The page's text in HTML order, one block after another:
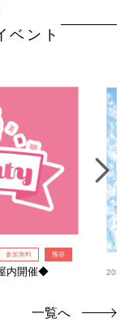
ベント
参加無料 熊谷
内開催◆
一覧へ